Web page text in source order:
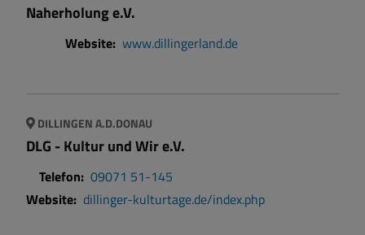
Naherholung e.V.
Website: www.dillingerland.de
DILLINGEN A.D.DONAU
DLG - Kultur und Wir e.V.
Telefon: 09071 51-145
Website: dillinger-kulturtage.de/index.php